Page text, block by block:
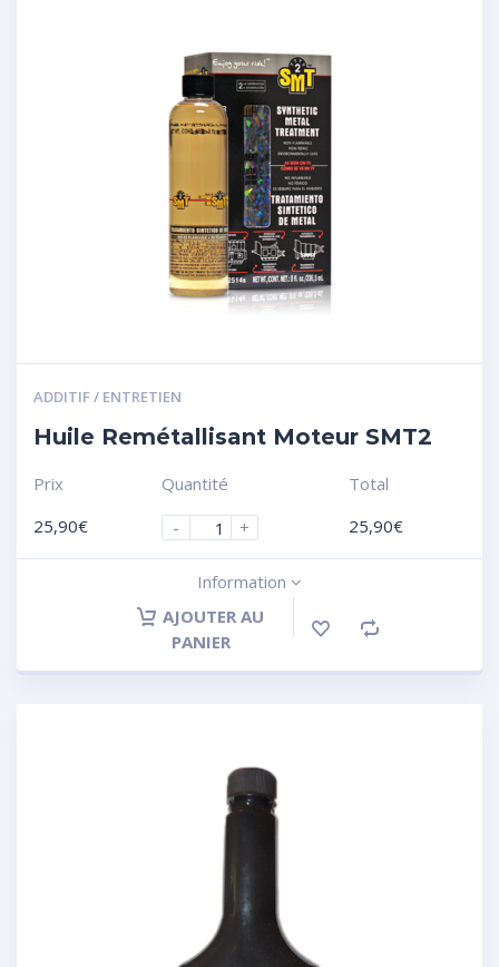
ADDITIF / ENTRETIEN
Huile Remétallisant Moteur SMT2
Prix
25,90€
Quantité
-
+
Total
25,90€
Information
AJOUTER AU
PANIER